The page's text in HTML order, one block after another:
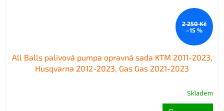
2 250 Kč
–15 %
All Balls palivová pumpa opravná sada KTM 2011-2023,
Husqvarna 2012-2023, Gas Gas 2021-2023
Skladem